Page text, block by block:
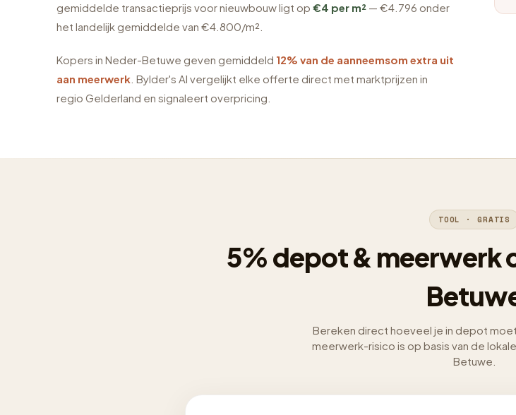
gemiddelde transactieprijs voor nieuwbouw ligt op €4 per m² — €4.796 onder
het landelijk gemiddelde van €4.800/m².
Kopers in Neder-Betuwe geven gemiddeld 12% van de aanneemsom extra uit
aan meerwerk . Bylder's AI vergelijkt elke offerte direct met marktprijzen in
regio Gelderland en signaleert overpricing.
TOOL · GRATIS
5% depot & meerwerk
Bereken direct hoeveel je in depot
meerwerk-risico is op basis van de
Betuwe.